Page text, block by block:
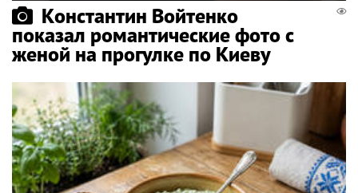
Константин Войтенко
показал романтические фото с
женой на прогулке по Киеву